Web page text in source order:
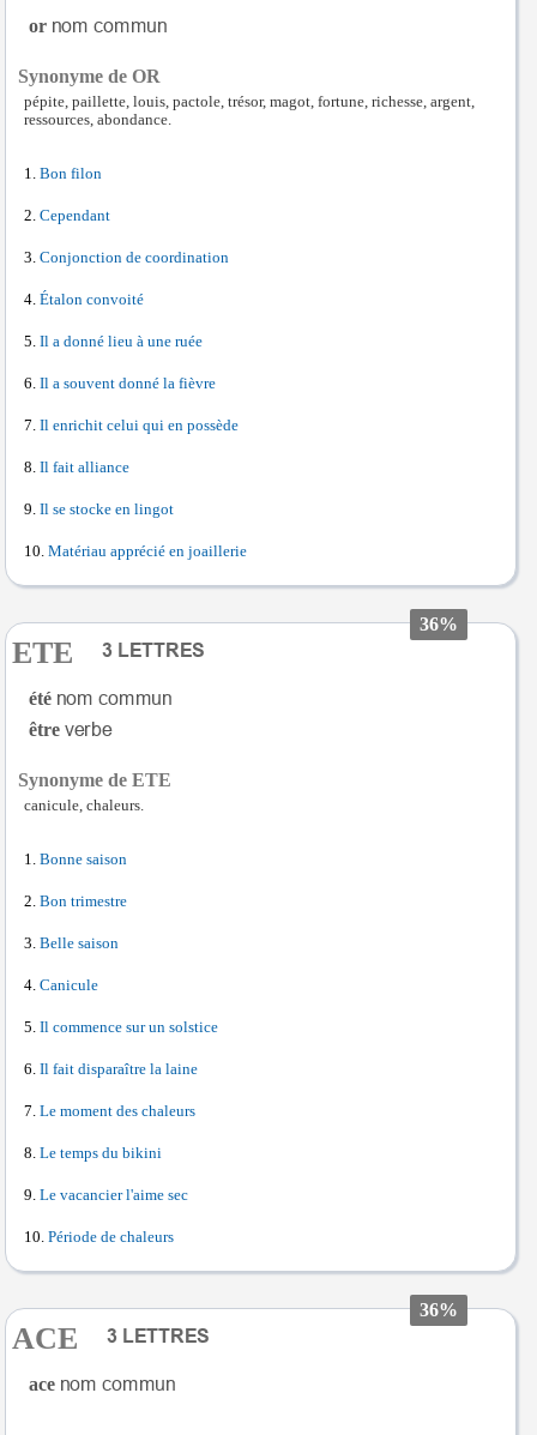
or
Synonyme de OR
pépite, paillette, louis, pactole, trésor, magot, fortune, richesse, argent,
ressources, abondance.
Bon filon
Cependant
Conjonction de coordination
Étalon convoité
Il a donné lieu à une ruée
Il a souvent donné la fièvre
Il enrichit celui qui en possède
Il fait alliance
Il se stocke en lingot
Matériau apprécié en joaillerie
36%
ETE
été
être
Synonyme de ETE
canicule, chaleurs.
Bonne saison
Bon trimestre
Belle saison
Canicule
Il commence sur un solstice
Il fait disparaître la laine
Le moment des chaleurs
Le temps du bikini
Le vacancier l'aime sec
Période de chaleurs
36%
ACE
ace